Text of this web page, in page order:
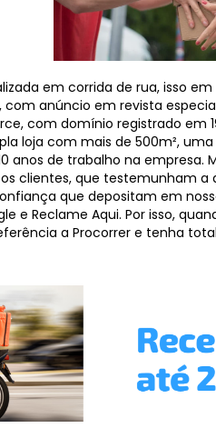
em corrida de rua, isso
anúncio em revista
com domínio registrado em
loja com mais de 500m²,
anos de trabalho na empresa.
clientes, que testemunham a
que depositam em
e Reclame Aqui. Por isso,
a Procorrer e tenha